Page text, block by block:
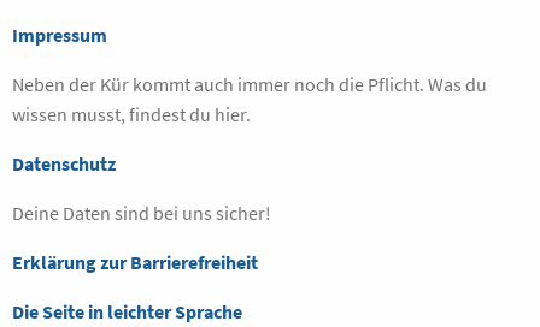
Impressum
Neben der Kür kommt auch immer noch die Pflicht. Was du
wissen musst, findest du hier.
Datenschutz
Deine Daten sind bei uns sicher!
Erklärung zur Barrierefreiheit
Die Seite in leichter Sprache